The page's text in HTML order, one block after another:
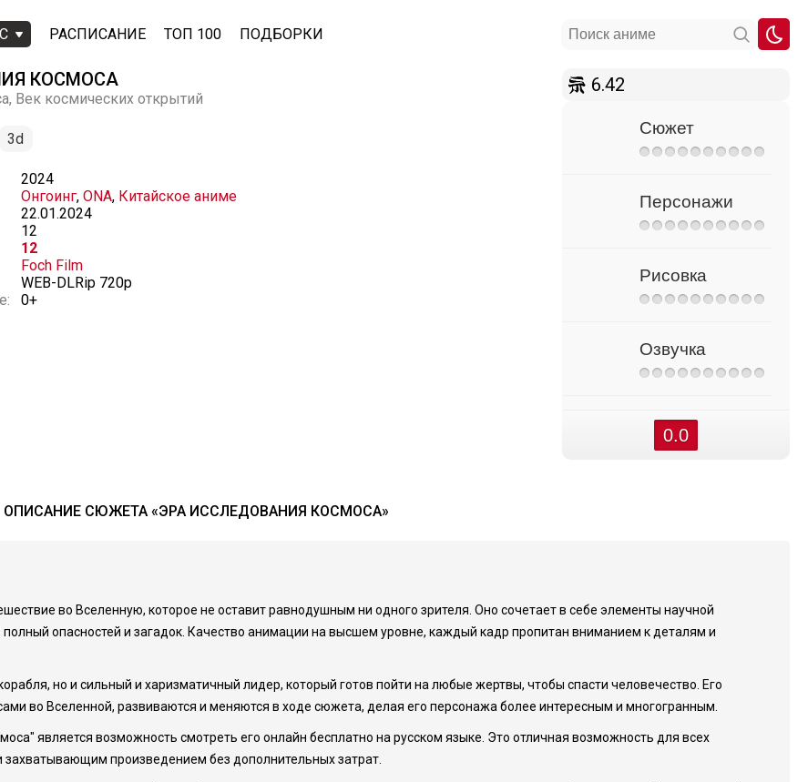
РАСПИСАНИЕ ТОП 100 ПОДБОРКИ
КОСМОСА
Век космических открытий
3d
2024
Онгоинг, ONA, Китайское аниме
22.01.2024
12
12
Foch Film
WEB-DLRip 720p
0+
6.42
Сюжет
Персонажи
Рисовка
Озвучка
0.0
ОПИСАНИЕ СЮЖЕТА «ЭРА ИССЛЕДОВАНИЯ КОСМОСА»
во Вселенную, которое не оставит равнодушным ни одного зрителя. Оно сочетает в себе элементы научной
опасностей и загадок. Качество анимации на высшем уровне, каждый кадр пропитан вниманием к деталям и
но и сильный и харизматичный лидер, который готов пойти на любые жертвы, чтобы спасти человечество. Его
во Вселенной, развиваются и меняются в ходе сюжета, делая его персонажа более интересным и многогранным.
является возможность смотреть его онлайн бесплатно на русском языке. Это отличная возможность для всех
произведением без дополнительных затрат.